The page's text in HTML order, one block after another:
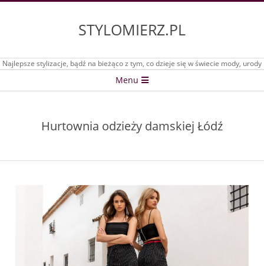
STYLOMIERZ.PL
Najlepsze stylizacje, bądź na bieżąco z tym, co dzieje się w świecie mody, urody
Menu
Hurtownia odzieży damskiej Łódź